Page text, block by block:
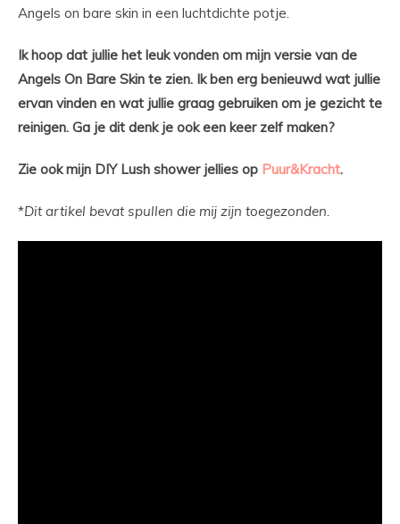
Angels on bare skin in een luchtdichte potje.
Ik hoop dat jullie het leuk vonden om mijn versie van de
Angels On Bare Skin te zien. Ik ben erg benieuwd wat jullie
ervan vinden en wat jullie graag gebruiken om je gezicht te
reinigen. Ga je dit denk je ook een keer zelf maken?
Zie ook mijn DIY Lush shower jellies op Puur&Kracht.
*Dit artikel bevat spullen die mij zijn toegezonden.